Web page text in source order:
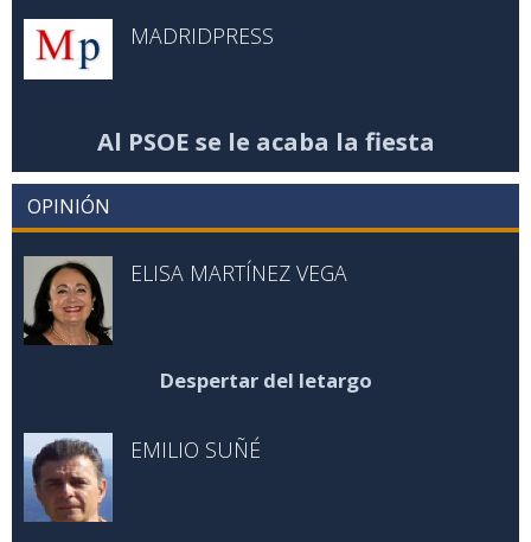
MADRIDPRESS
Al PSOE se le acaba la fiesta
OPINIÓN
ELISA MARTÍNEZ VEGA
Despertar del letargo
EMILIO SUÑÉ